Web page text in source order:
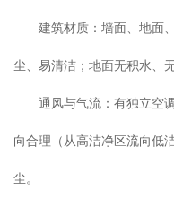
建筑材质：墙面、地面、
尘、易清洁；地面无积水、
通风与气流：有独立空调
向合理（从高洁净区流向低
尘。